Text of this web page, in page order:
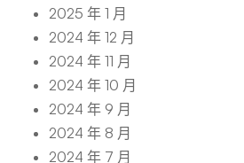
2025 年 1 月
2024 年 12 月
2024 年 11 月
2024 年 10 月
2024 年 9 月
2024 年 8 月
2024 年 7 月